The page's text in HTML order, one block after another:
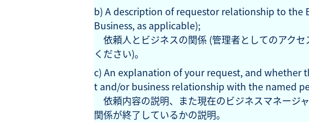
b) A description of requestor relationship to the
Business, as applicable);
依頼人とビジネスの関係 (管理者としてのアク
ください)。
c) An explanation of your request, and
t and/or business relationship with the named
依頼内容の説明、また現在のビジネスマネージ
関係が終了しているかの説明。